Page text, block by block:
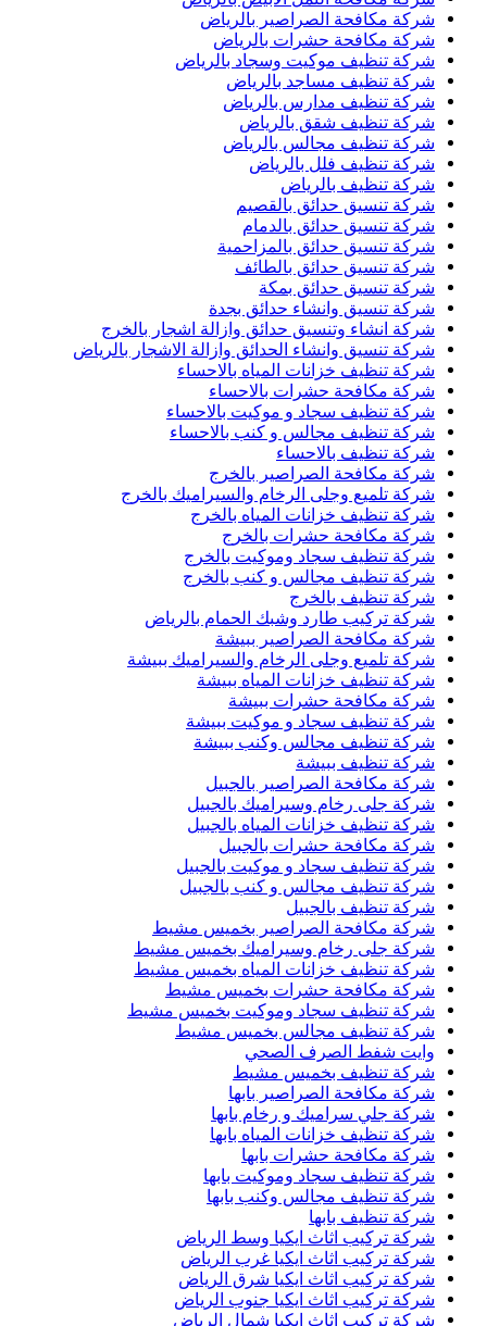
شركة مكافحة الصراصير بالرياض
شركة مكافحة حشرات بالرياض
شركة تنظيف موكيت وسجاد بالرياض
شركة تنظيف مساجد بالرياض
شركة تنظيف مدارس بالرياض
شركة تنظيف شقق بالرياض
شركة تنظيف مجالس بالرياض
شركة تنظيف فلل بالرياض
شركة تنظيف بالرياض
شركة تنسيق حدائق بالقصيم
شركة تنسيق حدائق بالدمام
شركة تنسيق حدائق بالمزاحمية
شركة تنسيق حدائق بالطائف
شركة تنسيق حدائق بمكة
شركة تنسيق وانشاء حدائق بجدة
شركة انشاء وتنسيق حدائق وازالة اشجار بالخرج
شركة تنسيق وانشاء الحدائق وازالة الاشجار بالرياض
شركة تنظيف خزانات المياه بالاحساء
شركة مكافحة حشرات بالاحساء
شركة تنظيف سجاد و موكيت بالاحساء
شركة تنظيف مجالس و كنب بالاحساء
شركة تنظيف بالاحساء
شركة مكافحة الصراصير بالخرج
شركة تلميع وجلى الرخام والسيراميك بالخرج
شركة تنظيف خزانات المياه بالخرج
شركة مكافحة حشرات بالخرج
شركة تنظيف سجاد وموكيت بالخرج
شركة تنظيف مجالس و كنب بالخرج
شركة تنظيف بالخرج
شركة تركيب طارد وشبك الحمام بالرياض
شركة مكافحة الصراصير ببيشة
شركة تلميع وجلى الرخام والسيراميك ببيشة
شركة تنظيف خزانات المياه ببيشة
شركة مكافحة حشرات ببيشة
شركة تنظيف سجاد و موكيت ببيشة
شركة تنظيف مجالس وكنب ببيشة
شركة تنظيف ببيشة
شركة مكافحة الصراصير بالجبيل
شركة جلى رخام وسيراميك بالجبيل
شركة تنظيف خزانات المياه بالجبيل
شركة مكافحة حشرات بالجبيل
شركة تنظيف سجاد و موكيت بالجبيل
شركة تنظيف مجالس و كنب بالجبيل
شركة تنظيف بالجبيل
شركة مكافحة الصراصير بخميس مشيط
شركة جلى رخام وسيراميك بخميس مشيط
شركة تنظيف خزانات المياه بخميس مشيط
شركة مكافحة حشرات بخميس مشيط
شركة تنظيف سجاد وموكيت بخميس مشيط
شركة تنظيف مجالس بخميس مشيط
وايت شفط الصرف الصحي
شركة تنظيف بخميس مشيط
شركة مكافحة الصراصير بابها
شركة جلي سراميك و رخام بابها
شركة تنظيف خزانات المياه بابها
شركة مكافحة حشرات بابها
شركة تنظيف سجاد وموكيت بابها
شركة تنظيف مجالس وكنب بابها
شركة تنظيف بابها
شركة تركيب اثاث ايكيا وسط الرياض
شركة تركيب اثاث ايكيا غرب الرياض
شركة تركيب اثاث ايكيا شرق الرياض
شركة تركيب اثاث ايكيا جنوب الرياض
شركة تركيب اثاث ايكيا شمال الرياض